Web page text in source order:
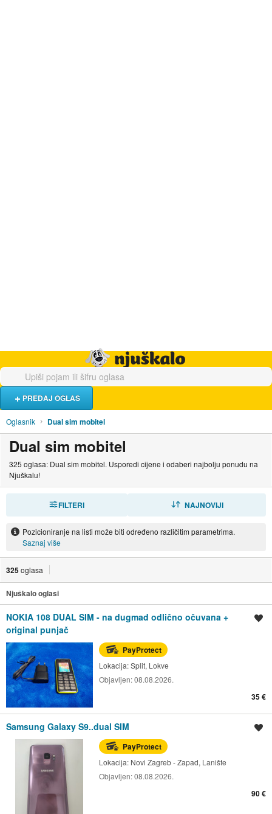
PREDAJ OGLAS
Oglasnik Dual sim mobitel
Dual sim mobitel
325 oglasa: Dual sim mobitel. Usporedi cijene i odaberi najbolju ponudu na
Njuškalu!
FILTERI NAJNOVIJI
Pozicioniranje na listi može biti određeno različitim parametrima.
Saznaj više
325oglasa
Njuškalo oglasi
NOKIA 108 DUAL SIM - na dugmad odlično očuvana +
original punjač
PayProtect
Lokacija:Split, Lokve
Objavljen:08.08.2026.
35 €
Samsung Galaxy S9..dual SIM
PayProtect
Lokacija: Novi Zagreb - Zapad, Lanište
Objavljen:08.08.2026.
90 €